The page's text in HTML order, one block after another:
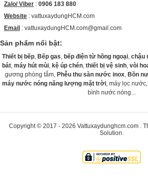
Zalo/ Viber : 0906 183 880
Website : vattuxaydungHCM.com
Email : vattuxaydungHCM.com@gmail.com
Sản phẩm nổi bật:
Thiết bị bếp, Bếp gas, bếp điện từ hồng ngoại, chậu
bát, máy hút mùi, kệ úp chén, thiết bị vệ sinh, vòi
gương phòng tắm, Phễu thu sàn nước inox, Bồn
máy nước nóng năng lượng mặt trời, máy lọc nước,
bình nước nóng...
Copyright © 2017 - 2026 Vattuxaydunghcm.com.
Solution.